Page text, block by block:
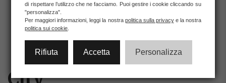
Opere d'arte
Stampe
CITY
di rispettare l’utilizzo che ne facciamo. Puoi gestire i cookie cliccando su
"personalizza".
Per maggiori informazioni, leggi la nostra politica sulla privacye la nostra
politica sui cookie
Rifiuta Accetta Personalizza